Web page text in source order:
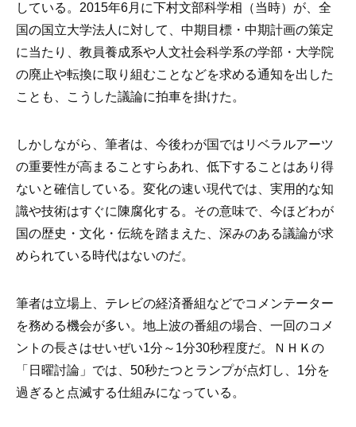
している。2015年6月に下村文部科学相（当時）が、全
国の国立大学法人に対して、中期目標・中期計画の策定
に当たり、教員養成系や人文社会科学系の学部・大学院
の廃止や転換に取り組むことなどを求める通知を出した
ことも、こうした議論に拍車を掛けた。
しかしながら、筆者は、今後わが国ではリベラルアーツ
の重要性が高まることすらあれ、低下することはあり得
ないと確信している。変化の速い現代では、実用的な知
識や技術はすぐに陳腐化する。その意味で、今ほどわが
国の歴史・文化・伝統を踏まえた、深みのある議論が求
められている時代はないのだ。
筆者は立場上、テレビの経済番組などでコメンテーター
を務める機会が多い。地上波の番組の場合、一回のコメ
ントの長さはせいぜい1分～1分30秒程度だ。ＮＨＫの
「日曜討論」では、50秒たつとランプが点灯し、1分を
過ぎると点滅する仕組みになっている。